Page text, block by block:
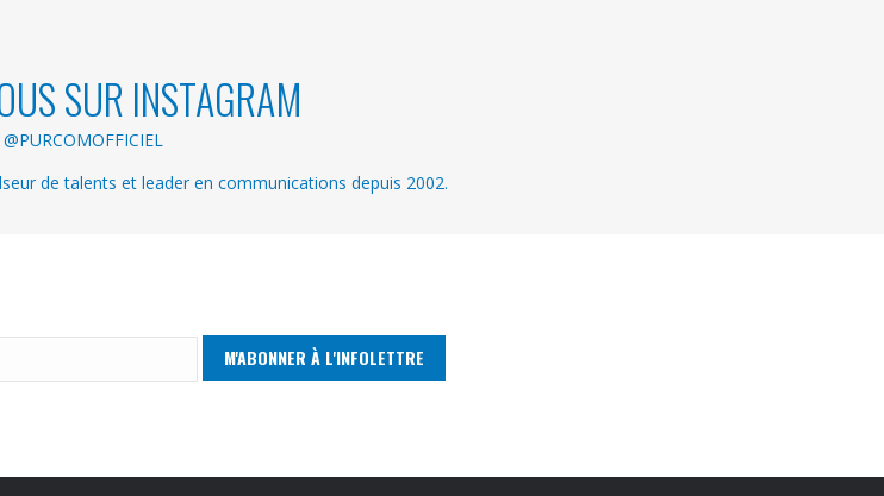
SUR INSTAGRAM
@PURCOMOFFICIEL
de talents et leader en communications depuis 2002.